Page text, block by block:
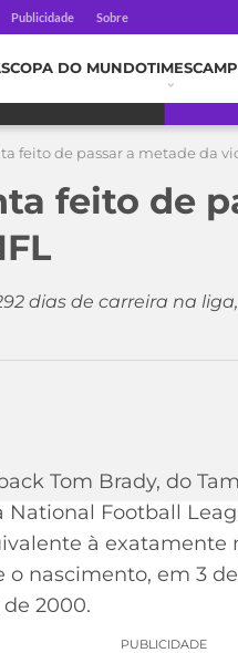
Publicidade Sobre
COPA DO MUNDOTIMES
feito de passar a metade da
feito de
dias de carreira na
Tom Brady, do
Football
à exatamente
nascimento, em 3
2000.
PUBLICIDADE